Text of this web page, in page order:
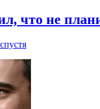
что не